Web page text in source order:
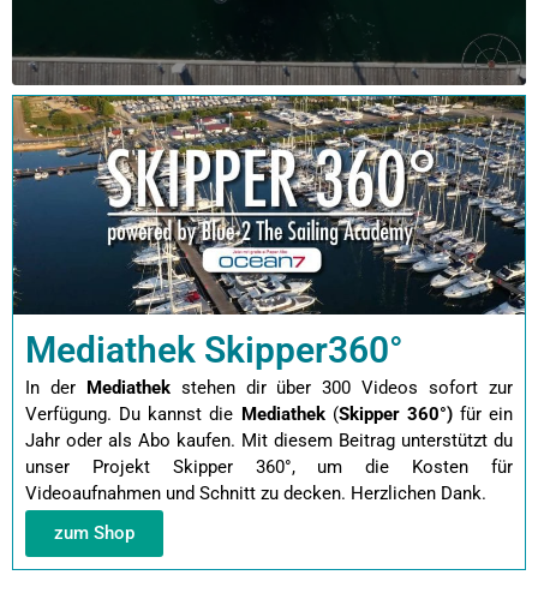
Mediathek Skipper360°
In der Mediathekstehen dir über 300 Videos sofort zur
Verfügung. Du kannst die Mediathek(Skipper 360°)für ein
Jahr oder als Abo kaufen. Mit diesem Beitrag unterstützt du
unser Projekt Skipper 360°, um die Kosten für
Videoaufnahmen und Schnitt zu decken. Herzlichen Dank.
zum Shop